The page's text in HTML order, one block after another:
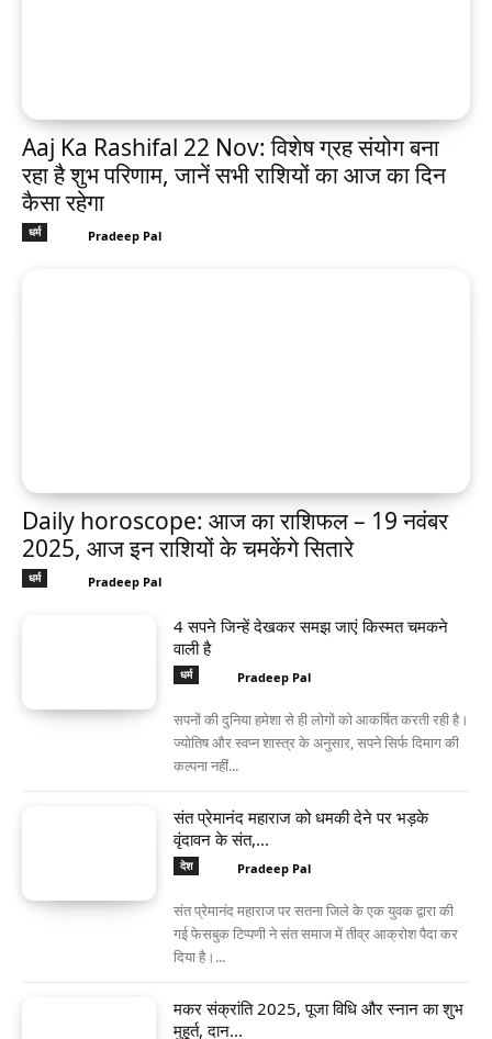
Aaj Ka Rashifal 22 Nov: विशेष ग्रह संयोग बना
रहा है शुभ परिणाम, जानें सभी राशियों का आज का दिन
कैसा रहेगा
धर्म Pradeep Pal
Daily horoscope: आज का राशिफल – 19 नवंबर
2025, आज इन राशियों के चमकेंगे सितारे
धर्म Pradeep Pal
4 सपने जिन्हें देखकर समझ जाएं किस्मत चमकने
वाली है
धर्म Pradeep Pal
सपनों की दुनिया हमेशा से ही लोगों को आकर्षित करती रही है।
ज्योतिष और स्वप्न शास्त्र के अनुसार, सपने सिर्फ दिमाग की
कल्पना नहीं...
संत प्रेमानंद महाराज को धमकी देने पर भड़के
वृंदावन के संत,...
देश Pradeep Pal
संत प्रेमानंद महाराज पर सतना जिले के एक युवक द्वारा की
गई फेसबुक टिप्पणी ने संत समाज में तीव्र आक्रोश पैदा कर
दिया है।...
मकर संक्रांति 2025, पूजा विधि और स्नान का शुभ
मुहूर्त, दान...